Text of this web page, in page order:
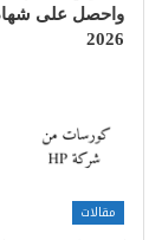
واحصل على
2026
مقالات